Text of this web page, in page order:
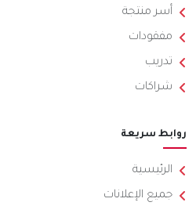
أسر منتجة
مفقودات
تدريب
شراكات
روابط سريعة
الرئيسية
جميع الإعلانات